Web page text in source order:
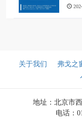
关于我们 弗戈之
地址：北京市
电话：